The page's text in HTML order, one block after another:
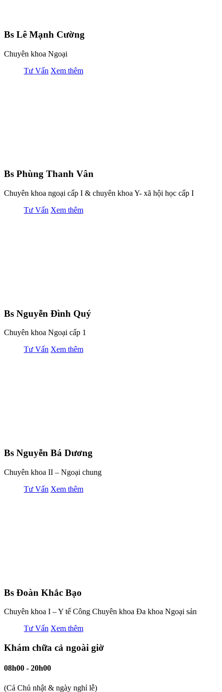
Bs Lê Mạnh Cường
Chuyên khoa Ngoại
Tư Vấn Xem thêm
Bs Phùng Thanh Vân
Chuyên khoa ngoại cấp I & chuyên khoa Y- xã hội học cấp I
Tư Vấn Xem thêm
Bs Nguyễn Đình Quý
Chuyên khoa Ngoại cấp 1
Tư Vấn Xem thêm
Bs Nguyễn Bá Dương
Chuyên khoa II – Ngoại chung
Tư Vấn Xem thêm
Bs Đoàn Khắc Bạo
Chuyên khoa I – Y tế Công Chuyên khoa Đa khoa Ngoại sản
Tư Vấn Xem thêm
Khám chữa cả ngoài giờ
08h00 - 20h00
(Cả Chủ nhật & ngày nghỉ lễ)